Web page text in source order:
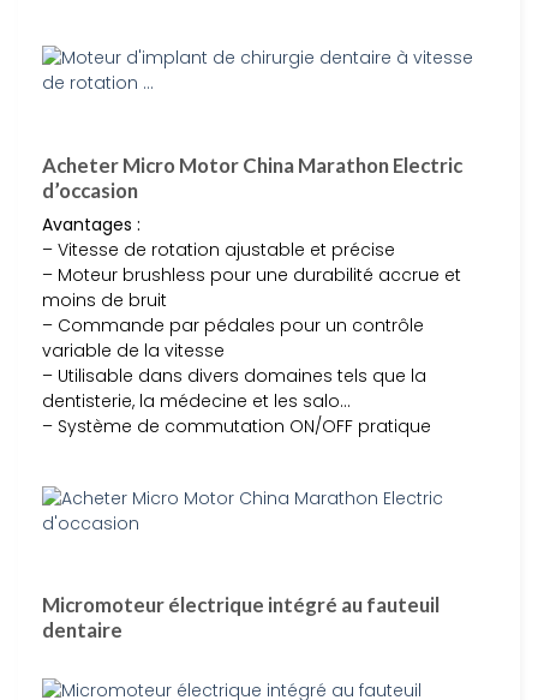
Acheter Micro Motor China Marathon Electric
d’occasion
Avantages :
– Vitesse de rotation ajustable et précise
– Moteur brushless pour une durabilité accrue et
moins de bruit
– Commande par pédales pour un contrôle
variable de la vitesse
– Utilisable dans divers domaines tels que la
dentisterie, la médecine et les salo…
– Système de commutation ON/OFF pratique
Micromoteur électrique intégré au fauteuil
dentaire